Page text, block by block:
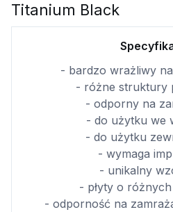
Titanium Black
- bardzo wrażliwy
- różne struktury
- odporny na
- do użytku we
- do użytku
- wymaga
- unikalny
- płyty o
- odporność na